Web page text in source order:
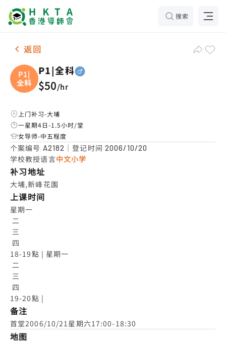
搜索
男-1名 P1|全科，大埔 补习推介
返回
P1|
全科
P1|全科
$50/hr
上门补习-大埔
一星期4日-1.5小时/堂
女导师-中五程度
个案编号 A2182 ｜登记时间 2006/10/20
学校教授语言中文小学
补习地址
大埔,新峰花園
上课时间
星期一
二
18-19點 | 星期一
二
19-20點 |
备注
首堂2006/10/21星期六17:00-18:30
地图